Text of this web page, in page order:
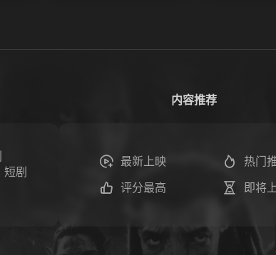
短剧
内容推荐
最新上映 热门
评分最高 即将